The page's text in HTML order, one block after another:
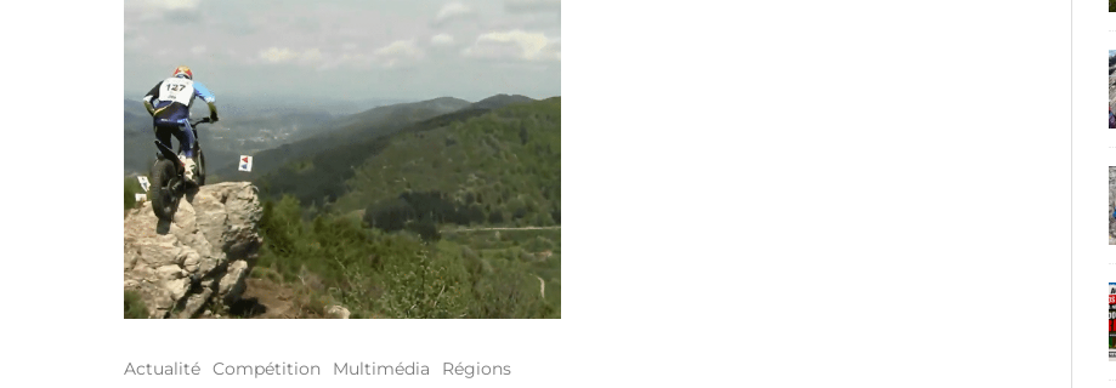
Actualité Compétition Multimédia
Régions